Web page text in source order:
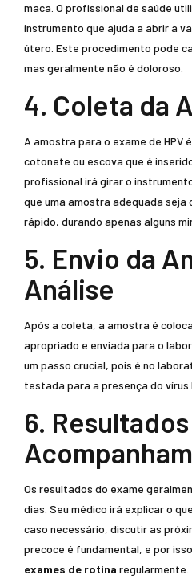
maca. O profissional de saúde
instrumento que ajuda a abrir a
útero. Este procedimento pode
mas geralmente não é doloroso.
4. Coleta da
A amostra para o exame de HPV
cotonete ou escova que é
profissional irá girar o
que uma amostra adequada seja
rápido, durando apenas alguns
5. Envio da
Análise
Após a coleta, a amostra é
apropriado e enviada para o
um passo crucial, pois é no
testada para a presença do vírus
6.
Os resultados do exame
dias. Seu médico irá explicar o
caso necessário, discutir as
precoce é fundamental, e por
exames de rotina regularmente.